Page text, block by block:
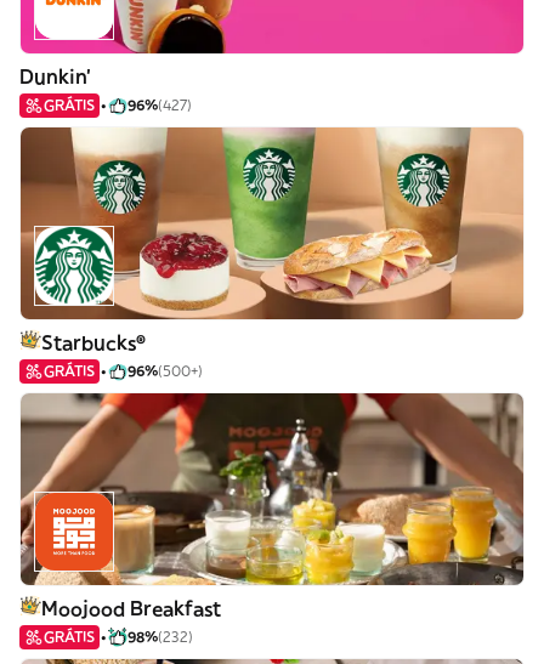
Dunkin'
GRÁTIS 96%(427)
Starbucks®
GRÁTIS 96%(500+)
Moojood Breakfast
GRÁTIS 98%(232)